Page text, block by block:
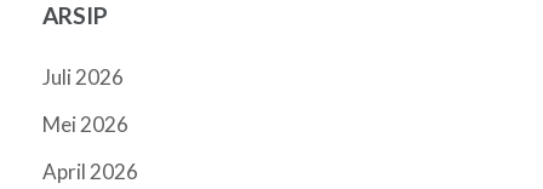
ARSIP
Juli 2026
Mei 2026
April 2026